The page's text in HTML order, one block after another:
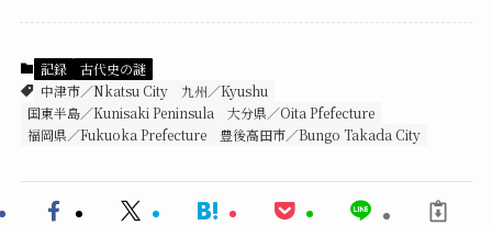
記録
古代史の謎
中津市／Nkatsu City
九州／Kyushu
国東半島／Kunisaki Peninsula
大分県／Oita Pfefecture
福岡県／Fukuoka Prefecture
豊後高田市／Bungo Takada City